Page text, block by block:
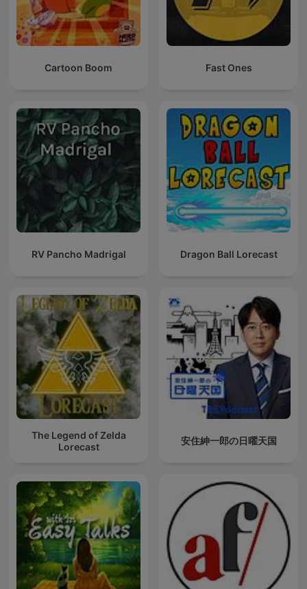
Cartoon Boom Fast Ones
RV Pancho Madrigal Dragon Ball Lorecast
The Legend of Zelda
Lorecast
安住紳一郎の日曜天国